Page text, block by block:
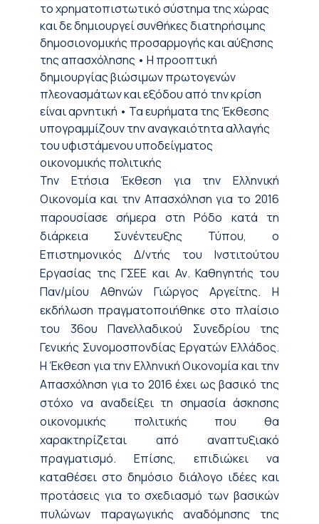
το χρηματοπιστωτικό σύστημα της χώρας
και δε δημιουργεί συνθήκες διατηρήσιμης
δημοσιονομικής προσαρμογής και αύξησης
της απασχόλησης • Η προοπτική
δημιουργίας βιώσιμων πρωτογενών
πλεονασμάτων και εξόδου από την κρίση
είναι αρνητική • Τα ευρήματα της Έκθεσης
υπογραμμίζουν την αναγκαιότητα αλλαγής
του υφιστάμενου υποδείγματος
οικονομικής πολιτικής
Την Ετήσια Έκθεση για την Ελληνική
Οικονομία και την Απασχόληση για το 2016
παρουσίασε σήμερα στη Ρόδο κατά τη
διάρκεια Συνέντευξης Τύπου, ο
Επιστημονικός Δ/ντής του Ινστιτούτου
Εργασίας της ΓΣΕΕ και Αν. Καθηγητής του
Παν/μίου Αθηνών Γιώργος Αργείτης. Η
εκδήλωση πραγματοποιήθηκε στο πλαίσιο
του 36ου Πανελλαδικού Συνεδρίου της
Γενικής Συνομοσπονδίας Εργατών Ελλάδος.
Η Έκθεση για την Ελληνική Οικονομία και την
Απασχόληση για το 2016 έχει ως βασικό της
στόχο να αναδείξει τη σημασία άσκησης
οικονομικής πολιτικής που θα
χαρακτηρίζεται από αναπτυξιακό
πραγματισμό. Επίσης, επιδιώκει να
καταθέσει στο δημόσιο διάλογο ιδέες και
προτάσεις για το σχεδιασμό των βασικών
πυλώνων παραγωγικής αναδόμησης της